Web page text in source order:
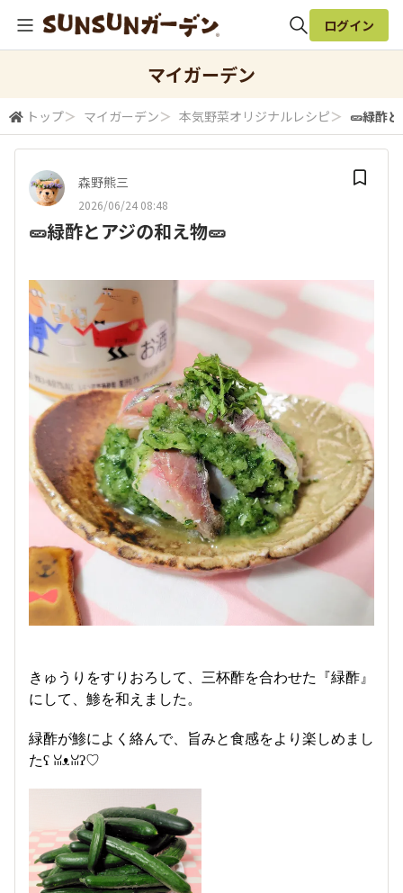
検索
ログイン
マイガーデン
トップ＞ マイガーデン＞ 本気野菜オリジナルレシピ＞ 🥒緑酢
森野熊三
2026/06/24 08:48
🥒緑酢とアジの和え物🥒
きゅうりをすりおろして、三杯酢を合わせた『緑酢』
にして、鯵を和えました。
緑酢が鯵によく絡んで、旨みと食感をより楽しめまし
たʕ⁠ ⁠ꈍ⁠ᴥ⁠ꈍ⁠ʔ♡